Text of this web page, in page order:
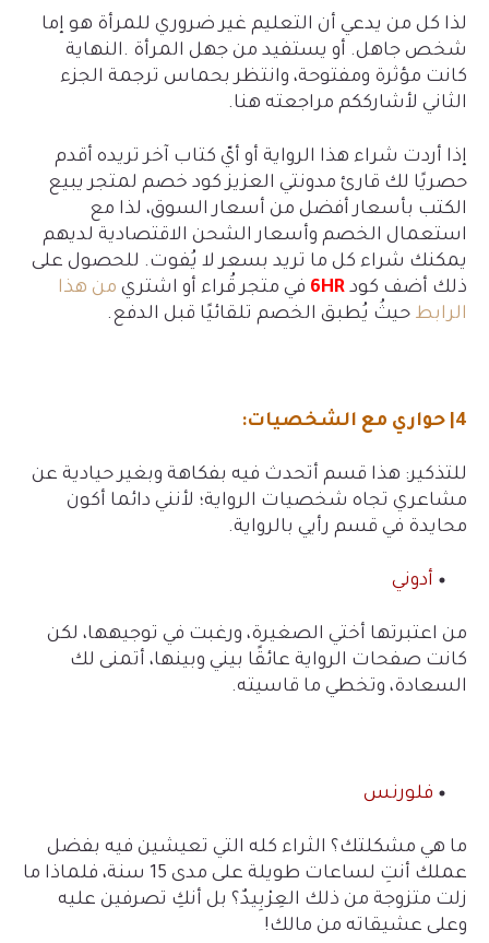
لذا كل من يدعي أن التعليم غير ضروري للمرأة هو إما
شخص جاهل. أو يستفيد من جهل المرأة .النهاية
كانت مؤثرة ومفتوحة، وانتظر بحماس ترجمة الجزء
الثاني لأشارككم مراجعته هنا.
إذا أردت شراء هذا الرواية أو أيّ كتاب آخر تريده أقدم
حصريًا لك قارئ مدونتي العزيز كود خصم لمتجر يبيع
الكتب بأسعار أفضل من أسعار السوق، لذا مع
استعمال الخصم وأسعار الشحن الاقتصادية لديهم
يمكنك شراء كل ما تريد بسعر لا يُفوت. للحصول على
ذلك أضف كود 6HR في متجر قُراء أو اشتري من هذا
الرابط حيثُ يُطبق الخصم تلقائيًا قبل الدفع.
4| حواري مع الشخصيات :
للتذكير: هذا قسم أتحدث فيه بفكاهة وبغير حيادية عن
مشاعري تجاه شخصيات الرواية؛ لأنني دائما أكون
محايدة في قسم رأيي بالرواية.
أدوني
من اعتبرتها أختي الصغيرة، ورغبت في توجيهها، لكن
كانت صفحات الرواية عائقًا بيني وبينها، أتمنى لك
السعادة، وتخطي ما قاسيته.
فلورنس
ما هي مشكلتك؟ الثراء كله التي تعيشين فيه بفضل
عملك أنتِ لساعات طويلة على مدى 15 سنة، فلماذا ما
زلت متزوجة من ذلك العِرْبِيدٌ؟ بل أنكِ تصرفين عليه
وعلى عشيقاته من مالك!